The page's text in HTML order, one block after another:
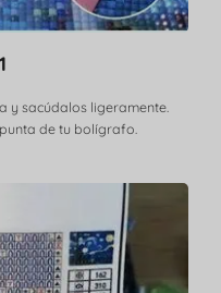
y sacúdalos ligeramente.
de tu bolígrafo.